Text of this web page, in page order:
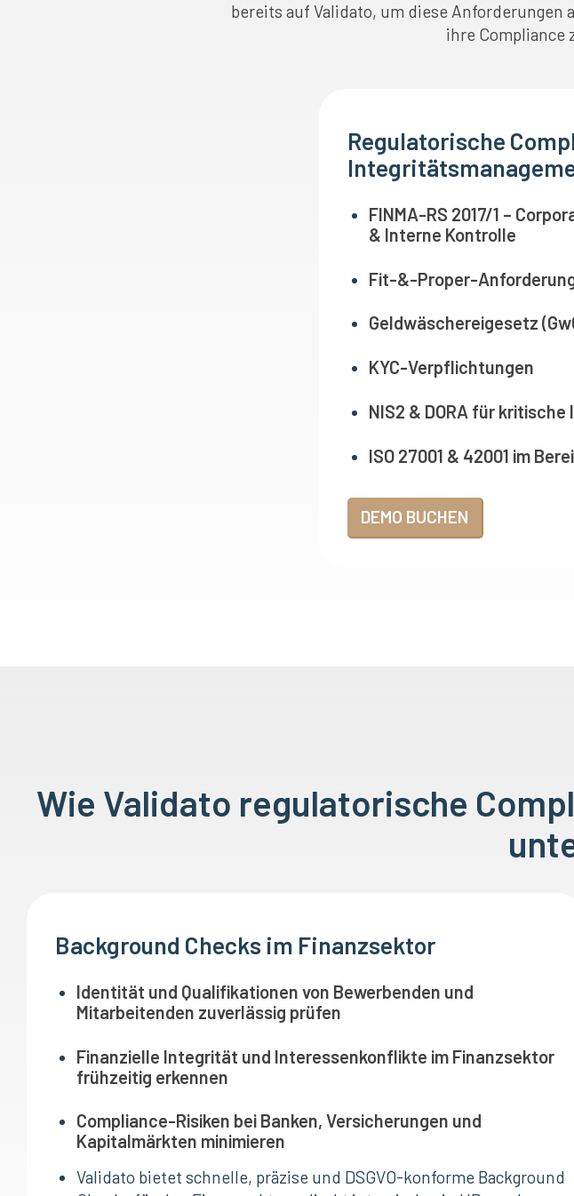
bereits auf Validato, um diese
ihre Compliance
Regulatorische
FINMA-RS 2017/1 –
& Interne Kontrolle
Fit-&-Proper-
Geldwäschereigesetz
KYC-Verpflichtungen
NIS2 & DORA für
ISO 27001 & 42001 im
DEMO BUCHEN
Wie Validato regulatorische
Background Checks im Finanzsektor
Identität und Qualifikationen von Bewerbenden und
Mitarbeitenden zuverlässig prüfen
Finanzielle Integrität und Interessenkonflikte im Finanzsektor
frühzeitig erkennen
Compliance-Risiken bei Banken, Versicherungen und
Kapitalmärkten minimieren
Validato bietet schnelle, präzise und DSGVO-konforme Background